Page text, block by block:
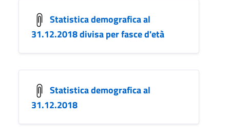
Statistica demografica al
31.12.2018 divisa per fasce d'età
Statistica demografica al
31.12.2018